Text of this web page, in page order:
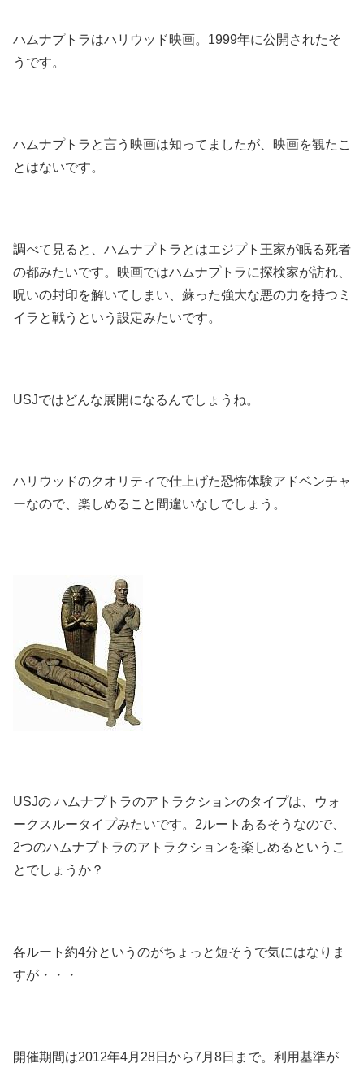
ハムナプトラはハリウッド映画。1999年に公開されたそ
うです。
ハムナプトラと言う映画は知ってましたが、映画を観たこ
とはないです。
調べて見ると、ハムナプトラとはエジプト王家が眠る死者
の都みたいです。映画ではハムナプトラに探検家が訪れ、
呪いの封印を解いてしまい、蘇った強大な悪の力を持つミ
イラと戦うという設定みたいです。
USJではどんな展開になるんでしょうね。
ハリウッドのクオリティで仕上げた恐怖体験アドベンチャ
ーなので、楽しめること間違いなしでしょう。
USJの ハムナプトラのアトラクションのタイプは、ウォ
ークスルータイプみたいです。2ルートあるそうなので、
2つのハムナプトラのアトラクションを楽しめるというこ
とでしょうか？
各ルート約4分というのがちょっと短そうで気にはなりま
すが・・・
開催期間は2012年4月28日から7月8日まで。利用基準が